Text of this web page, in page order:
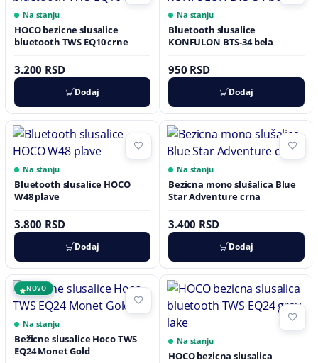
Na stanju
HOCO bezicne slusalice
bluetooth TWS EQ10 crne
3.200 RSD
Dodaj
Na stanju
Bluetooth slusalice
KONFULON BTS-34 bela
950 RSD
Dodaj
Na stanju
Bluetooth slusalice HOCO
W48 plave
3.800 RSD
Dodaj
Na stanju
Bezicna mono slušalica Blue
Star Adventure crna
3.400 RSD
Dodaj
NOVO
Na stanju
Bežicne slusalice Hoco TWS
EQ24 Monet Gold
Na stanju
HOCO bezicna slusalica